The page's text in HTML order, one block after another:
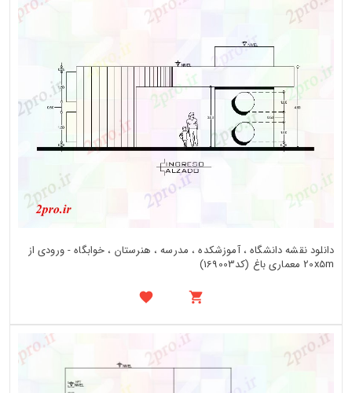
دانلود نقشه دانشگاه ، آموزشکده ، مدرسه ، هنرستان ، خوابگاه - ورودی از
20x5m معماری باغ (کد169003)